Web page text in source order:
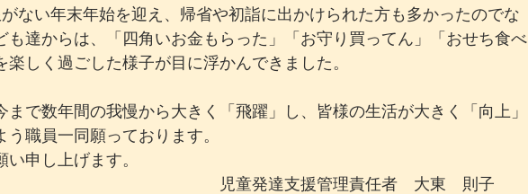
ない年末年始を迎え、帰省や初詣に出かけられた方も多かったのでな
も達からは、「四角いお金もらった」「お守り買ってん」「おせち食べ
楽しく過ごした様子が目に浮かんできました。
まで数年間の我慢から大きく「飛躍」し、皆様の生活が大きく「向上」
職員一同願っております。
申し上げます。
支援管理責任者　大東　則子